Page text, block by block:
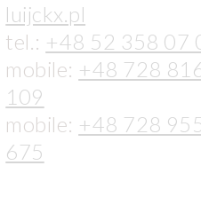
luijckx.pl
tel.: +48 52 358 07
mobile: +48 728
109
mobile: +48 728
675